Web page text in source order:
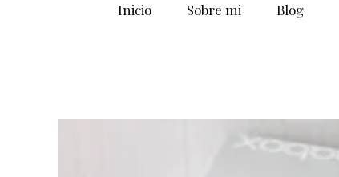
Inicio Sobre mi Blog